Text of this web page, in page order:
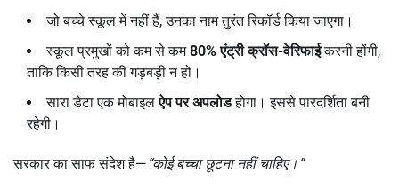
जो बच्चे स्कूल में नहीं हैं, उनका नाम तुरंत रिकॉर्ड किया जाएगा।
स्कूल प्रमुखों को कम से कम80%एंट्री क्रॉस-वेरिफाईकरनी होंगी,
ताकि किसी तरह की गड़बड़ी न हो।
सारा डेटा एक मोबाइलऐप पर अपलोडहोगा। इससे पारदर्शिता बनी
रहेगी।
सरकार का साफ संदेश है— “कोई बच्चा छूटना नहीं चाहिए।”